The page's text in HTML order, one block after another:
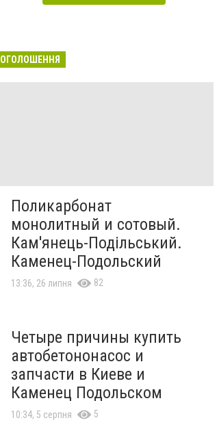
ОГОЛОШЕННЯ
Поликарбонат
монолитный и сотовый.
Кам'янець-Подільський.
Каменец-Подольский
13:36, 26 липня 82
Четыре причины купить
автобетононасос и
запчасти в Киеве и
Каменец Подольском
10:34, 5 серпня 5